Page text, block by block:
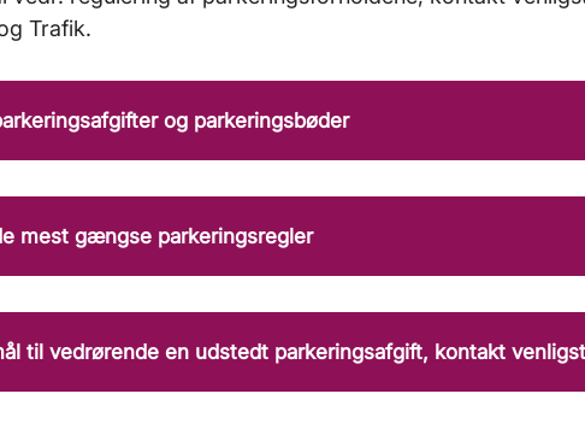
Trafik.
og parkeringsbøder
mest gængse parkeringsregler
til vedrørende en udstedt parkeringsafgift, kontakt